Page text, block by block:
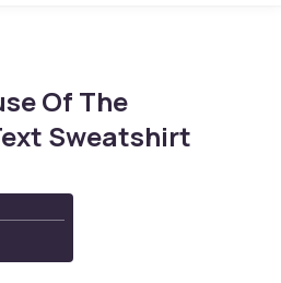
Of The
Sweatshirt